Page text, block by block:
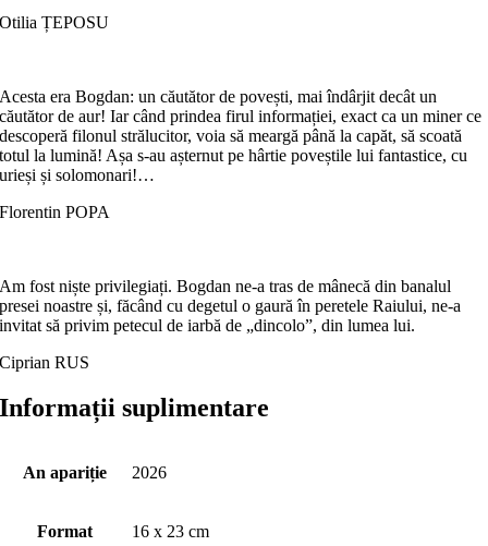
Otilia ȚEPOSU
Acesta era Bogdan: un căutător de povești, mai îndârjit decât un
căutător de aur! Iar când prindea firul informației, exact ca un miner ce
descoperă filonul strălucitor, voia să meargă până la capăt, să scoată
totul la lumină! Așa s-au așternut pe hârtie poveștile lui fantastice, cu
urieși și solomonari!…
Florentin POPA
Am fost niște privilegiați. Bogdan ne-a tras de mânecă din banalul
presei noastre și, făcând cu degetul o gaură în peretele Raiului, ne-a
invitat să privim petecul de iarbă de „dincolo”, din lumea lui.
Ciprian RUS
Informații suplimentare
An apariție 2026
Format 16 x 23 cm